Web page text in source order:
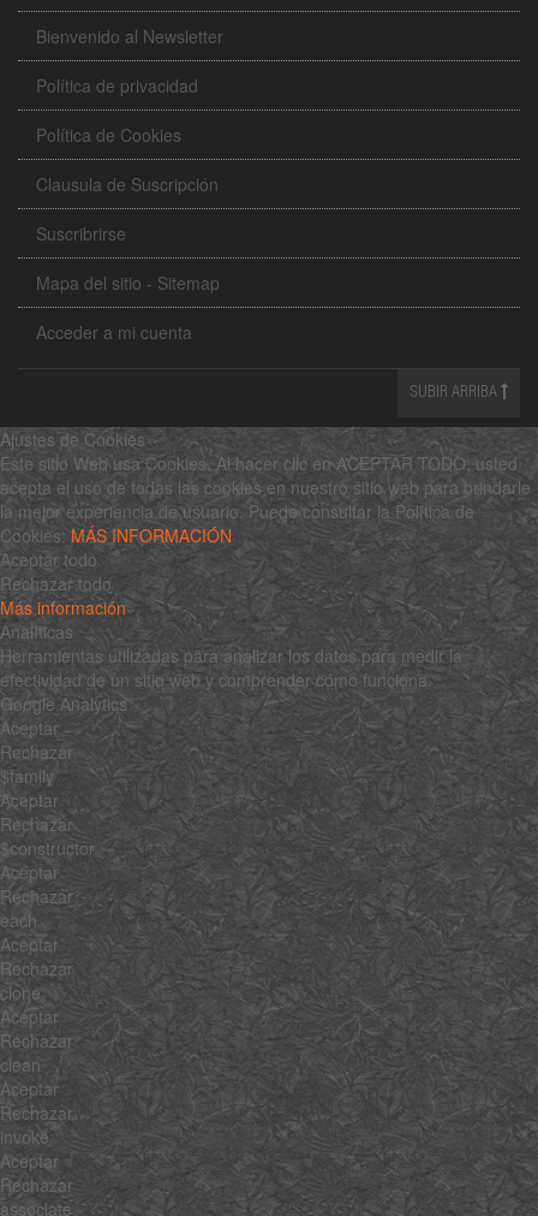
Bienvenido al Newsletter
Política de privacidad
Política de Cookies
Clausula de Suscripción
Suscribrirse
Mapa del sitio - Sitemap
Acceder a mi cuenta
SUBIR ARRIBA
Ajustes de Cookies
Este sitio Web usa Cookies. Al hacer clic en ACEPTAR TODO, usted
acepta el uso de todas las cookies en nuestro sitio web para brindarle
la mejor experiencia de usuario. Puede consultar la Política de
Cookies: MÁS INFORMACIÓN
Aceptar todo
Rechazar todo
Más información
Analíticas
Herramientas utilizadas para analizar los datos para medir la
efectividad de un sitio web y comprender cómo funciona.
Google Analytics
Aceptar
Rechazar
$family
Aceptar
Rechazar
$constructor
Aceptar
Rechazar
each
Aceptar
Rechazar
clone
Aceptar
Rechazar
clean
Aceptar
Rechazar
invoke
Aceptar
Rechazar
associate